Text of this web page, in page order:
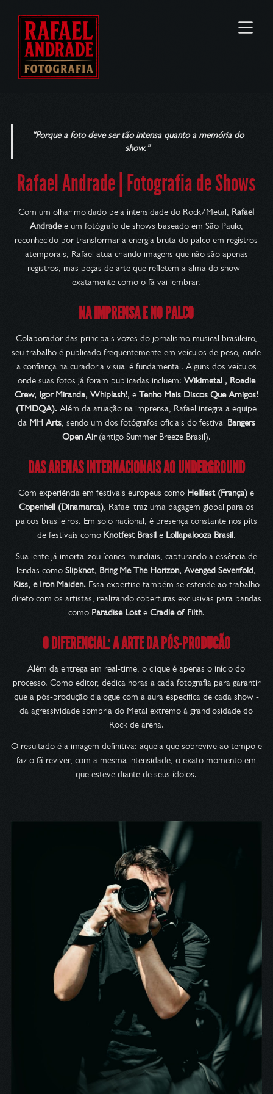
“Porque a foto deve ser tão intensa quanto a memória do
show.”
Rafael Andrade | Fotografia de Shows
Com um olhar moldado pela intensidade do Rock/Metal, Rafael
Andradeé um fotógrafo de shows baseado em São Paulo,
reconhecido por transformar a energia bruta do palco em registros
atemporais, Rafael atua criando imagens que não são apenas
registros, mas peças de arte que refletem a alma do show -
exatamente como o fã vai lembrar.
NA IMPRENSA E NO PALCO
Colaborador das principais vozes do jornalismo musical brasileiro,
seu trabalho é publicado frequentemente em veículos de peso, onde
a confiança na curadoria visual é fundamental. Alguns dos veículos
onde suas fotos já foram publicadas incluem: Wikimetal , Roadie
Crew, Igor Miranda, Whiplash!, e Tenho Mais Discos Que Amigos!
(TMDQA).Além da atuação na imprensa, Rafael integra a equipe
da MH Arts, sendo um dos fotógrafos oficiais do festival Bangers
Open Air(antigo Summer Breeze Brasil).
DAS ARENAS INTERNACIONAIS AO UNDERGROUND
Com experiência em festivais europeus como Hellfest (França) e
Copenhell (Dinamarca), Rafael traz uma bagagem global para os
palcos brasileiros. Em solo nacional, é presença constante nos pits
de festivais como Knotfest Brasile Lollapalooza Brasil.
Sua lente já imortalizou ícones mundiais, capturando a essência de
lendas como Slipknot, Bring Me The Horizon, Avenged Sevenfold,
Kiss, e Iron Maiden. Essa expertise também se estende ao trabalho
direto com os artistas, realizando coberturas exclusivas para bandas
como Paradise Loste Cradle of Filth.
O DIFERENCIAL: A ARTE DA PÓS-PRODUÇÃO
Além da entrega em real-time, o clique é apenas o início do
processo. Como editor, dedica horas a cada fotografia para garantir
que a pós-produção dialogue com a aura específica de cada show -
da agressividade sombria do Metal extremo à grandiosidade do
Rock de arena.
O resultado é a imagem definitiva: aquela que sobrevive ao tempo e
faz o fã reviver, com a mesma intensidade, o exato momento em
que esteve diante de seus ídolos.